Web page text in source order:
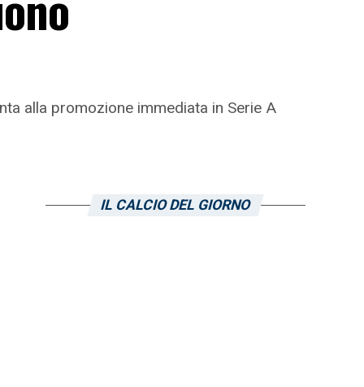
alla promozione immediata in Serie A
IL CALCIO DEL GIORNO